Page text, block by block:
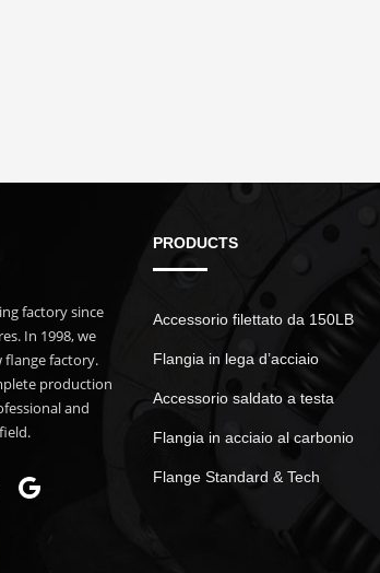
factory since
In 1998, we
flange factory.
production
and
PRODUCTS
Accessorio filettato da 150LB
Flangia in lega d’acciaio
Accessorio saldato a testa
Flangia in acciaio al carbonio
Flange Standard & Tech